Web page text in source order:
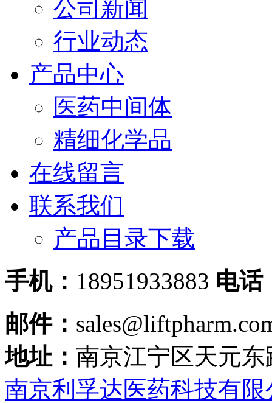
公司新闻
行业动态
产品中心
医药中间体
精细化学品
在线留言
联系我们
产品目录下载
手机： 18951933883 电话
邮件：
地址： 南京江宁区天元
南京利孚达医药科技有限